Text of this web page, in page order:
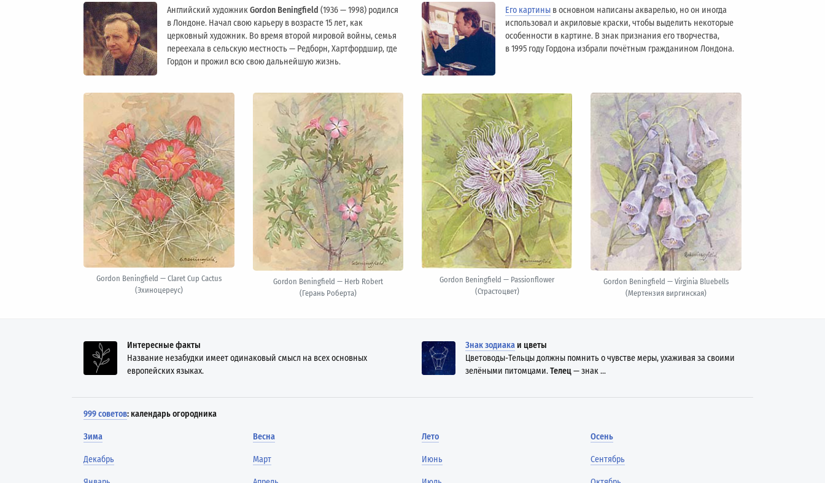
Английский художникGordon Beningfield (1936 — 1998) родился
в Лондоне. Начал свою карьеру в возрасте 15 лет, как
церковный художник. Во время второй мировой войны, семья
переехала в сельскую местность — Редборн, Хартфордшир, где
Гордон и прожил всю свою дальнейшую жизнь.
Его картины в основном написаны акварелью, но он иногда
использовал и акриловые краски, чтобы выделить некоторые
особенности в картине. В знак признания его творчества,
в 1995 году Гордона избрали почётным гражданином Лондонa.
Gordon Beningfield — Claret Cup Cactus
(Эхиноцереус)
Gordon Beningfield — Herb Robert
(Герань Роберта)
Gordon Beningfield — Passionflower
(Страстоцвет)
Gordon Beningfield — Virginia Bluebells
(Мертензия виргинская)
Интересные факты
Название незабудки имеет одинаковый смысл на всех основных
европейских языках.
Знак зодиака и цветы
Цветоводы-Тельцы должны помнить о чувстве меры, ухаживая за своими
зелёными питомцами.Телец— знак ...
999 советов: календарь огородника
Зима
Декабрь
Весна
Март
Лето
Июнь
Осень
Сентябрь